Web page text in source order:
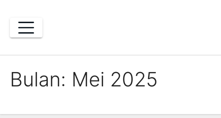
content
Bulan: Mei 2025